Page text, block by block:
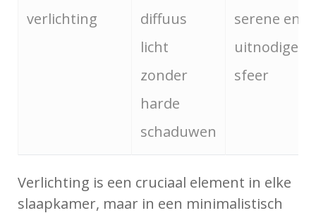
verlichting
diffuus
licht
zonder
harde
schaduwen
serene en
sfeer
Verlichting is een cruciaal element in elke
slaapkamer, maar in een minimalistisch